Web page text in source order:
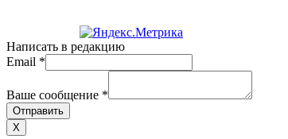
Написать в редакцию
Email *
Ваше сообщение *
Отправить
X